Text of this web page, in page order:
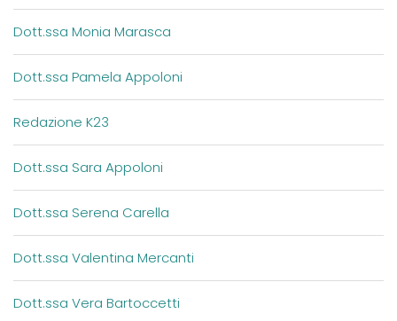
Dott.ssa Monia Marasca
Dott.ssa Pamela Appoloni
Redazione K23
Dott.ssa Sara Appoloni
Dott.ssa Serena Carella
Dott.ssa Valentina Mercanti
Dott.ssa Vera Bartoccetti